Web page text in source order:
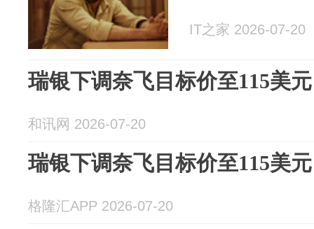
IT之家 2026-07-20
瑞银下调奈飞目标价至115美元
和讯网 2026-07-20
瑞银下调奈飞目标价至115美元
格隆汇APP 2026-07-20